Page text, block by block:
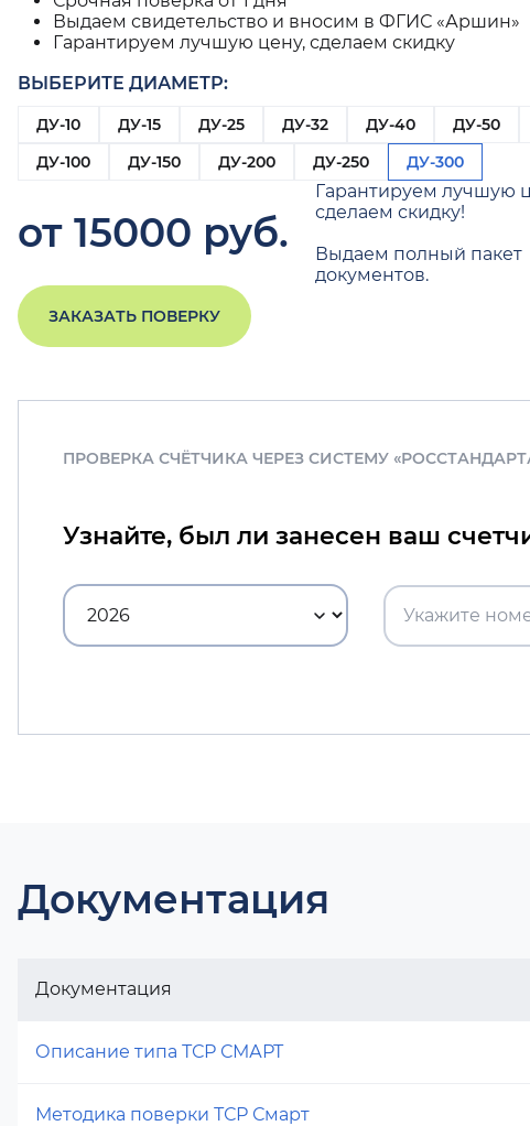
Выдаем свидетельство и вносим в ФГИС «Аршин»
Гарантируем лучшую цену, сделаем скидку
ВЫБЕРИТЕ ДИАМЕТР:
ДУ-10 ДУ-15 ДУ-25 ДУ-32 ДУ-40 ДУ-50
ДУ-100
ДУ-150 ДУ-200 ДУ-250 ДУ-300
от 15000 руб.
Гарантируем лучшую
сделаем скидку!
Выдаем полный пакет
документов.
ЗАКАЗАТЬ ПОВЕРКУ
ПРОВЕРКА СЧЁТЧИКА ЧЕРЕЗ СИСТЕМУ
Узнайте, был ли занесен ваш
Документация
Документация
Описание типа ТСР СМАРТ
Методика поверки ТСР Смарт